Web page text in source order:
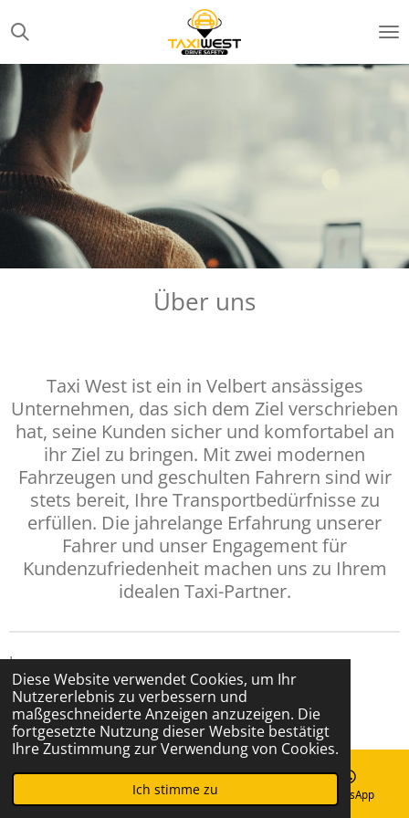
Diese Website verwendet Cookies, um Ihr
Nutzererlebnis zu verbessern und
maßgeschneiderte Anzeigen anzuzeigen. Die
fortgesetzte Nutzung dieser Website bestätigt
Ihre Zustimmung zur Verwendung von Cookies.
Ich stimme zu
Hauptinhalt
springen
Über uns
Taxi West ist ein in Velbert ansässiges
Unternehmen, das sich dem Ziel verschrieben
hat, seine Kunden sicher und komfortabel an
ihr Ziel zu bringen. Mit zwei modernen
Fahrzeugen und geschulten Fahrern sind wir
stets bereit, Ihre Transportbedürfnisse zu
erfüllen. Die jahrelange Erfahrung unserer
Fahrer und unser Engagement für
Kundenzufriedenheit machen uns zu Ihrem
idealen Taxi-Partner.
Impressum
Datenschutz
© 2024 Taxi West
Telefon WhatsApp